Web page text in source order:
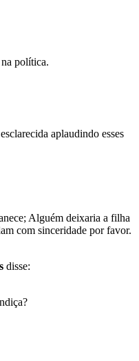
política.
aplaudindo esses
Alguém deixaria a filha
com sinceridade por favor.
disse: